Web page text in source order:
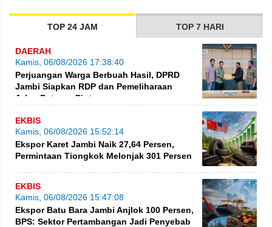
TOP 24 JAM TOP 7 HARI
DAERAH
Kamis, 06/08/2026 17:38:40
Perjuangan Warga Berbuah Hasil, DPRD
Jambi Siapkan RDP dan Pemeliharaan
Jalan Betung–Pintas
EKBIS
Kamis, 06/08/2026 15:52:14
Ekspor Karet Jambi Naik 27,64 Persen,
Permintaan Tiongkok Melonjak 301 Persen
EKBIS
Kamis, 06/08/2026 15:47:08
Ekspor Batu Bara Jambi Anjlok 100 Persen,
BPS: Sektor Pertambangan Jadi Penyebab